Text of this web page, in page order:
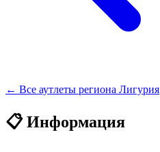
← Все аутлеты региона Лигурия
📋 Информация